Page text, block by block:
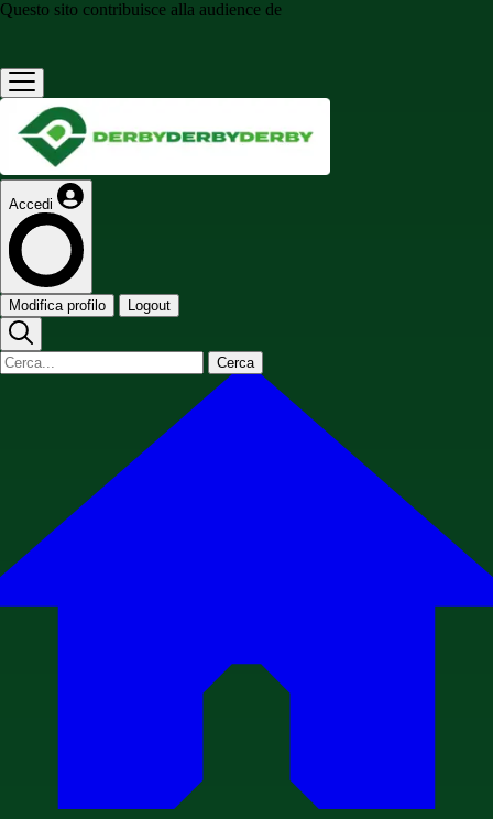
Questo sito contribuisce alla audience de
Accedi
Modifica profilo Logout
Cerca